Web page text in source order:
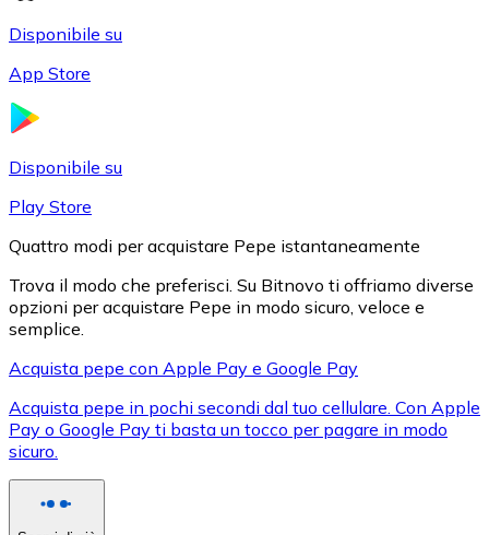
XRP
XRP
Disponibile su
App Store
Disponibile su
Play Store
Quattro modi per acquistare Pepe istantaneamente
Trova il modo che preferisci. Su Bitnovo ti offriamo diverse
opzioni per acquistare Pepe in modo sicuro, veloce e
semplice.
Acquista pepe con Apple Pay e Google Pay
Acquista pepe in pochi secondi dal tuo cellulare. Con Apple
Pay o Google Pay ti basta un tocco per pagare in modo
sicuro.